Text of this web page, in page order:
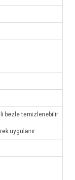
bezle temizlenebilir
uygulanır